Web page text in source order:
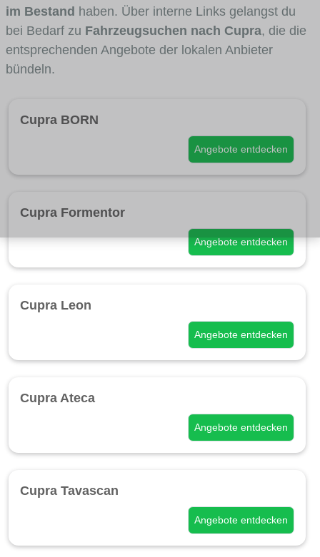
im Bestand haben. Über interne Links gelangst du
bei Bedarf zu Fahrzeugsuchen nach Cupra, die die
entsprechenden Angebote der lokalen Anbieter
bündeln.
Cupra BORN
Angebote entdecken
Cupra Formentor
Angebote entdecken
Cupra Leon
Angebote entdecken
Cupra Ateca
Angebote entdecken
Cupra Tavascan
Angebote entdecken